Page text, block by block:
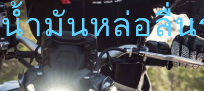
นํ้ามันหล่อลื่น